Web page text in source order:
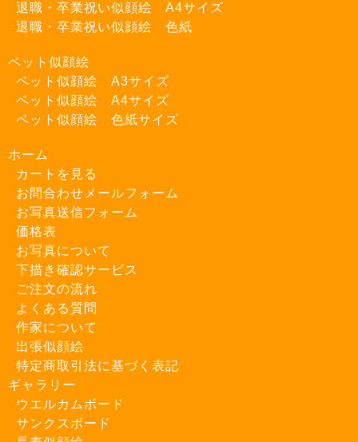
退職・卒業祝い似顔絵 A4サイズ
退職・卒業祝い似顔絵 色紙
ペット似顔絵
ペット似顔絵 A3サイズ
ペット似顔絵 A4サイズ
ペット似顔絵 色紙サイズ
ホーム
カートを見る
お問合わせメールフォーム
お写真送信フォーム
価格表
お写真について
下描き確認サービス
ご注文の流れ
よくある質問
作家について
出張似顔絵
特定商取引法に基づく表記
ギャラリー
ウエルカムボード
サンクスボード